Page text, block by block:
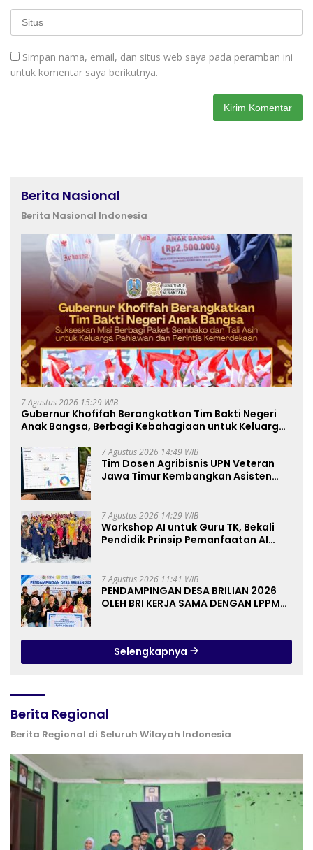
Simpan nama, email, dan situs web saya pada peramban ini
untuk komentar saya berikutnya.
Berita Nasional
Berita Nasional Indonesia
7 Agustus 2026 15:29 WIB
Gubernur Khofifah Berangkatkan Tim Bakti Negeri
Anak Bangsa, Berbagi Kebahagiaan untuk Keluarga
7 Agustus 2026 14:49 WIB
Tim Dosen Agribisnis UPN Veteran
Jawa Timur Kembangkan Asisten
7 Agustus 2026 14:29 WIB
Workshop AI untuk Guru TK, Bekali
Pendidik Prinsip Pemanfaatan AI
7 Agustus 2026 11:41 WIB
PENDAMPINGAN DESA BRILIAN 2026
OLEH BRI KERJA SAMA DENGAN LPPM
Selengkapnya
Berita Regional
Berita Regional di Seluruh Wilayah Indonesia